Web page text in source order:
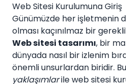
Web Sitesi Kurulumuna Giriş
Günümüzde her işletmenin
olması kaçınılmaz bir
Web sitesi tasarımı, bir
dünyada nasıl bir izlenim
önemli unsurlardan biridir.
yaklaşımlarile web sitesi